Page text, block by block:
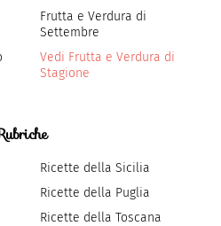
Frutta e Verdura di
Settembre
Vedi Frutta e Verdura di
Stagione
Ricette della Sicilia
Ricette della Puglia
Ricette della Toscana